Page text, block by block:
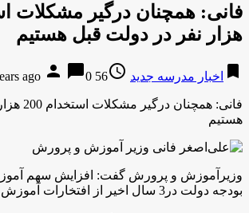
هزار نفر در دولت قبل هستیم
bookmark اخبار مدرسه جدید access_time
56 years ago
person chat_bubble0
فانی:
هستیم
وزیرآموزش و پرورش گفت: افزایش سهم
بودجه دولت در3 سال اخیر از افتخارات آموزش وپرورش است.